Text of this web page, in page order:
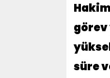
görev
süre